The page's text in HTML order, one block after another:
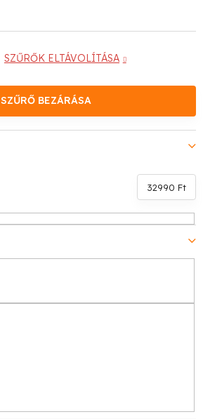
SZŰRŐK ELTÁVOLÍTÁSA
SZŰRŐ BEZÁRÁSA
32990 Ft